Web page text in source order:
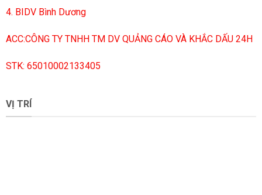
4. BIDV Bình Dương
ACC:CÔNG TY TNHH TM DV QUẢNG CÁO VÀ KHẮC DẤU 24H
STK: 65010002133405
VỊ TRÍ